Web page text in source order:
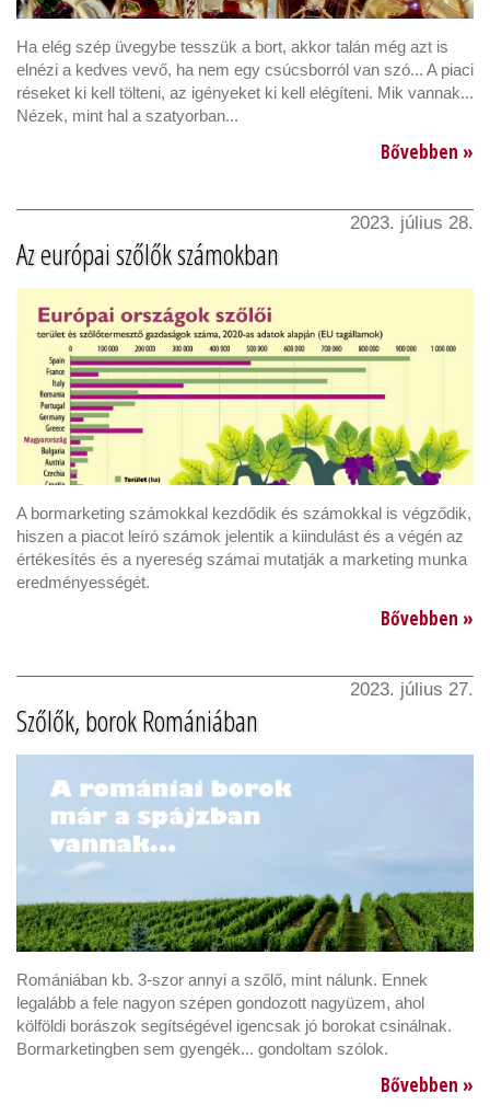
Ha elég szép üvegybe tesszük a bort, akkor talán még azt is
elnézi a kedves vevő, ha nem egy csúcsborról van szó... A piaci
réseket ki kell tölteni, az igényeket ki kell elégíteni. Mik vannak...
Nézek, mint hal a szatyorban...
Bővebben »
2023. július 28.
Az európai szőlők számokban
A bormarketing számokkal kezdődik és számokkal is végződik,
hiszen a piacot leíró számok jelentik a kiindulást és a végén az
értékesítés és a nyereség számai mutatják a marketing munka
eredményességét.
Bővebben »
2023. július 27.
Szőlők, borok Romániában
Romániában kb. 3-szor annyi a szőlő, mint nálunk. Ennek
legalább a fele nagyon szépen gondozott nagyüzem, ahol
kölföldi borászok segítségével igencsak jó borokat csinálnak.
Bormarketingben sem gyengék... gondoltam szólok.
Bővebben »